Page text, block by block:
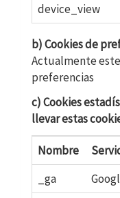
device_view
b) Cookies de
Actualmente
preferencias
c) Cookies
llevar estas
Nombre
_ga